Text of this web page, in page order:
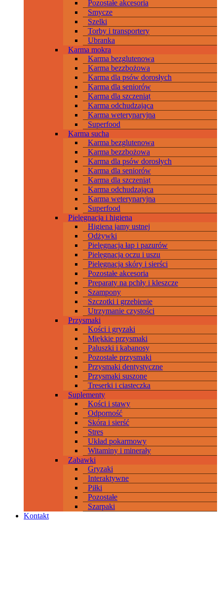
Pozostałe akcesoria
Smycze
Szelki
Torby i transportery
Ubranka
Karma mokra
Karma bezglutenowa
Karma bezzbożowa
Karma dla psów dorosłych
Karma dla seniorów
Karma dla szczeniąt
Karma odchudzająca
Karma weterynaryjna
Superfood
Karma sucha
Karma bezglutenowa
Karma bezzbożowa
Karma dla psów dorosłych
Karma dla seniorów
Karma dla szczeniąt
Karma odchudzająca
Karma weterynaryjna
Superfood
Pielęgnacja i higiena
Higiena jamy ustnej
Odżywki
Pielęgnacja łap i pazurów
Pielęgnacja oczu i uszu
Pielęgnacja skóry i sierści
Pozostałe akcesoria
Preparaty na pchły i kleszcze
Szampony
Szczotki i grzebienie
Utrzymanie czystości
Przysmaki
Kości i gryzaki
Miękkie przysmaki
Paluszki i kabanosy
Pozostałe przysmaki
Przysmaki dentystyczne
Przysmaki suszone
Treserki i ciasteczka
Suplementy
Kości i stawy
Odporność
Skóra i sierść
Stres
Układ pokarmowy
Witaminy i minerały
Zabawki
Gryzaki
Interaktywne
Piłki
Pozostałe
Szarpaki
Kontakt